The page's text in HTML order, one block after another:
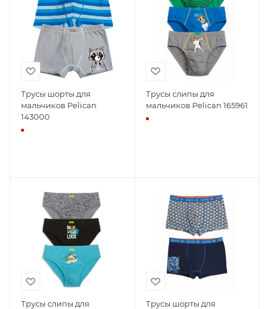
Трусы шорты для
мальчиков Pelican
143000
Трусы слипы для
мальчиков Pelican 165961
Трусы слипы для
Трусы шорты для